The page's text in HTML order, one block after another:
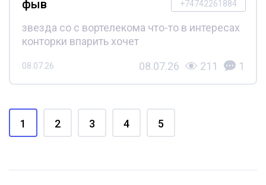
+74742261884
фыв
звезда со с вортелекома что-то в интересах
конторки впарить хочет
08.07.26 08.07.26 211 1
1 2 3 4 5